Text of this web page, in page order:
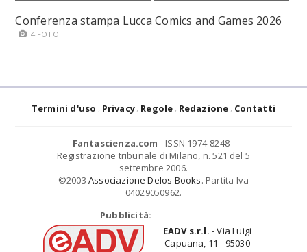
Conferenza stampa Lucca Comics and Games 2026
4 FOTO
Termini d'uso Privacy Regole Redazione Contatti
Fantascienza.com - ISSN 1974-8248 -
Registrazione tribunale di Milano, n. 521 del 5
settembre 2006.
©2003 Associazione Delos Books. Partita Iva
04029050962.
Pubblicità:
EADV s.r.l. - Via Luigi
Capuana, 11 - 95030